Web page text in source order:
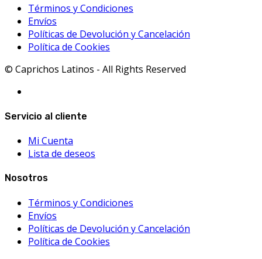
Términos y Condiciones
Envíos
Políticas de Devolución y Cancelación
Política de Cookies
© Caprichos Latinos - All Rights Reserved
Servicio al cliente
Mi Cuenta
Lista de deseos
Nosotros
Términos y Condiciones
Envíos
Políticas de Devolución y Cancelación
Política de Cookies